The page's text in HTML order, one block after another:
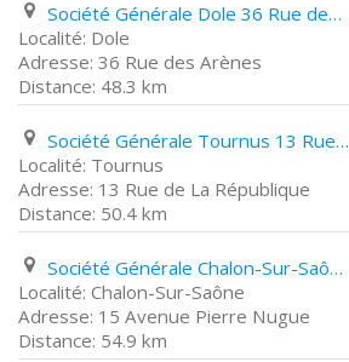
Société Générale Dole 36 Rue des Arènes
Dole
36 Rue des Arènes
48.3 km
Société Générale Tournus 13 Rue de La République
Tournus
13 Rue de La République
50.4 km
Société Générale Chalon-Sur-Saône 15 Avenue Pierre Nugue
Chalon-Sur-Saône
15 Avenue Pierre Nugue
54.9 km